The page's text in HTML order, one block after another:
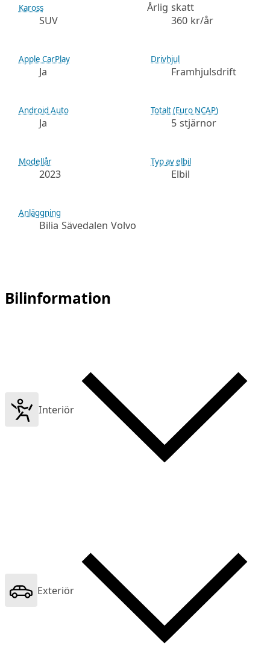
Kaross
SUV
Årlig skatt
360 kr/år
Apple CarPlay
Ja
Drivhjul
Framhjulsdrift
Android Auto
Ja
Totalt (Euro NCAP)
5 stjärnor
Modellår
2023
Typ av elbil
Elbil
Anläggning
Bilia Sävedalen Volvo
Bilinformation
Interiör
Exteriör